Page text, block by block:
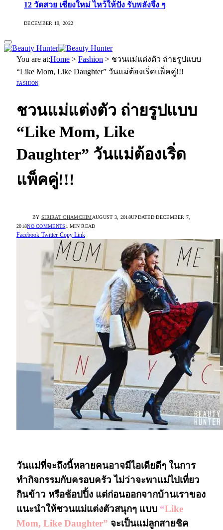
12 วัดสวย เชียงใหม่ ไหว้ให้ปัง รับพลังจึ้ง ๆ
DECEMBER 19, 2022
You are at:Home > Fashion > ชวนแม่แต่งตัว ถ่ายรูปแบบ
“Like Mom, Like Daughter” วันแม่ต้องเริ่ดแพ็คคู่!!!
FASHION
ชวนแม่แต่งตัว ถ่ายรูปแบบ
“Like Mom, Like
Daughter” วันแม่ต้องเริ่ด
แพ็คคู่!!!
BY SIRIRAT CHAMCHIMAUGUST 3, 2018UPDATED:DECEMBER 7,
2018NO COMMENTS 1 MIN READ
Facebook Twitter Copy Link
วันแม่ที่จะถึงนี้หลายคนอาจมีไอเดียดีๆ ในการ
ทำกิจกรรมกับครอบครัว ไม่ว่าจะพาแม่ไปเที่ยว
กินข้าว หรือช้อปปิ้ง แต่ก่อนออกจากบ้านเราของ
แนะนำให้ชวนแม่แต่งตัวสนุกๆ แบบ “Like
Mom, Like Daughter” จะเป็นแม่ลูกสายชิค